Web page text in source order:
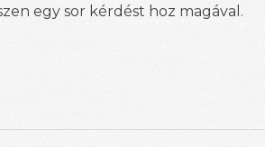
egy sor kérdést hoz magával.